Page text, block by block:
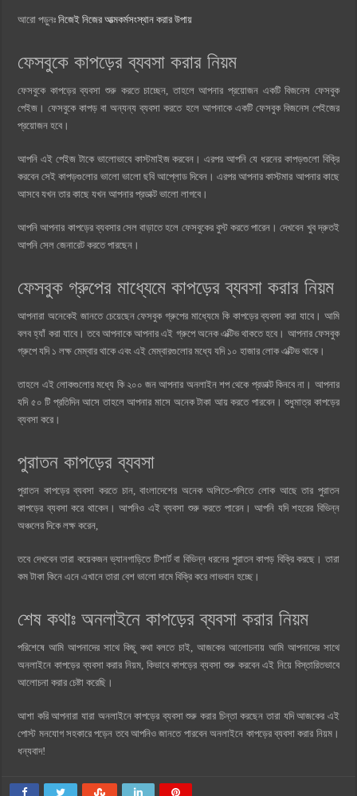
আরো পড়ুনঃনিজেই নিজের আত্মকর্মসংস্থান করার উপায়
ফেসবুকে কাপড়ের ব্যবসা করার নিয়ম
ফেসবুকে কাপড়ের ব্যবসা শুরু করতে চাচ্ছেন, তাহলে আপনার প্রয়োজন একটি বিজনেস ফেসবুক
পেইজ। ফেসবুকে কাপড় বা অন্যন্য ব্যবসা করতে হলে আপনাকে একটি ফেসবুক বিজনেস পেইজের
প্রয়োজন হবে।
আপনি এই পেইজ টাকে ভালোভাবে কাস্টমাইজ করবেন। এরপর আপনি যে ধরনের কাপড়গুলো বিক্রি
করবেন সেই কাপড়গুলোর ভালো ভালো ছবি আপ্লোড দিবেন। এরপর আপনার কাস্টমার আপনার কাছে
আসবে যখন তার কাছে যখন আপনার প্রডাক্ট ভালো লাগবে।
আপনি আপনার কাপড়ের ব্যবসার সেল বাড়াতে হলে ফেসবুকের বুস্ট করতে পারেন। দেখবেন খুব দ্রুতই
আপনি সেল জেনারেট করতে পারছেন।
ফেসবুক গ্রুপের মাধ্যেমে কাপড়ের ব্যবসা করার নিয়ম
আপনারা অনেকেই জানতে চেয়েছেন ফেসবুক গ্রুপের মাধ্যেমে কি কাপড়ের ব্যবসা করা যাবে। আমি
বলব হ্যাঁ করা যাবে। তবে আপনাকে আপনার এই গ্রুপে অনেক এক্টিভ থাকতে হবে। আপনার ফেসবুক
গ্রুপে যদি ১ লক্ষ মেম্বার থাকে এবং এই মেম্বারগুলোর মধ্যে যদি ১০ হাজার লোক এক্টিভ থাকে।
তাহলে এই লোকগুলোর মধ্যে কি ২০০ জন আপনার অনলাইন শপ থেকে প্রডাক্ট কিনবে না। আপনার
যদি ৫০ টি প্রতিদিন আসে তাহলে আপনার মাসে অনেক টাকা আয় করতে পারবেন। শুধুমাত্র কাপড়ের
ব্যবসা করে।
পুরাতন কাপড়ের ব্যবসা
পুরাতন কাপড়ের ব্যবসা করতে চান, বাংলাদেশের অনেক অলিতে-গলিতে লোক আছে তার পুরাতন
কাপড়ের ব্যবসা করে থাকেন। আপনিও এই ব্যবসা শুরু করতে পারেন। আপনি যদি শহরের বিভিন্ন
অঞ্চলের দিকে লক্ষ করেন,
তবে দেখবেন তারা কয়েকজন ভ্যানগাড়িতে টিশার্ট বা বিভিন্ন ধরনের পুরাতন কাপড় বিক্রি করছে। তারা
কম টাকা কিনে এনে এখানে তারা বেশ ভালো দামে বিক্রি করে লাভবান হচ্ছে।
শেষ কথাঃ অনলাইনে কাপড়ের ব্যবসা করার নিয়ম
পরিশেষে আমি আপনাদের সাথে কিছু কথা বলতে চাই, আজকের আলোচনায় আমি আপনাদের সাথে
অনলাইনে কাপড়ের ব্যবসা করার নিয়ম, কিভাবে কাপড়ের ব্যবসা শুরু করবেন এই নিয়ে বিস্তারিতভাবে
আলোচনা করার চেষ্টা করেছি।
আশা করি আপনারা যারা অনলাইনে কাপড়ের ব্যবসা শুরু করার চিন্তা করছেন তারা যদি আজকের এই
পোস্ট মনযোগ সহকারে পড়েন তবে আপনিও জানতে পারবেন অনলাইনে কাপড়ের ব্যবসা করার নিয়ম।
ধন্যবাদ!